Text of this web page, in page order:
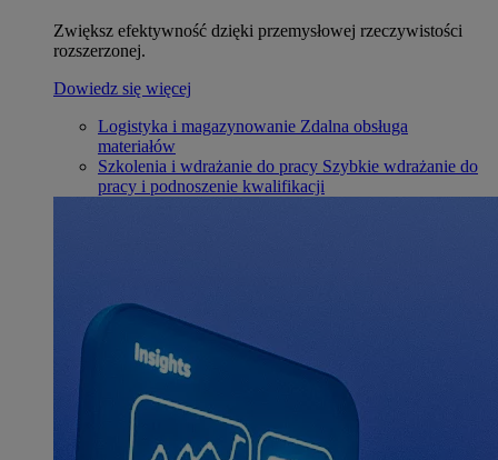
Zwiększ efektywność dzięki przemysłowej rzeczywistości
rozszerzonej.
Dowiedz się więcej
Logistyka i magazynowanie Zdalna obsługa
materiałów
Szkolenia i wdrażanie do pracy Szybkie wdrażanie do
pracy i podnoszenie kwalifikacji